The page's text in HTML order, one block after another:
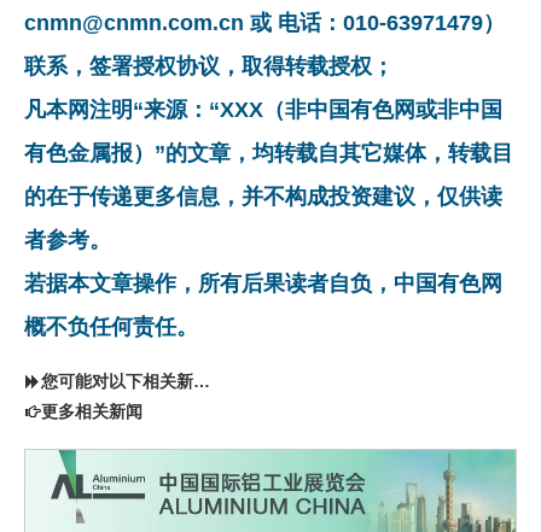
cnmn@cnmn.com.cn 或 电话：010-63971479）
联系，签署授权协议，取得转载授权；
凡本网注明“来源：“XXX（非中国有色网或非中国
有色金属报）”的文章，均转载自其它媒体，转载目
的在于传递更多信息，并不构成投资建议，仅供读
者参考。
若据本文章操作，所有后果读者自负，中国有色网
概不负任何责任。
您可能对以下相关新闻同样感兴趣
更多相关新闻